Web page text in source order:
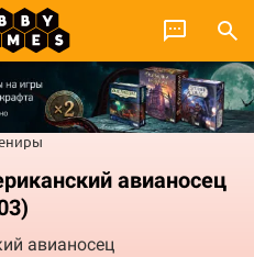
авианосец
авианосец